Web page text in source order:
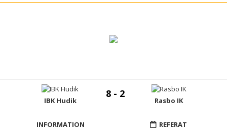
SPELSCHEMAIBK Hudik
8 - 2
Rasbo IK
INFORMATION REFERAT